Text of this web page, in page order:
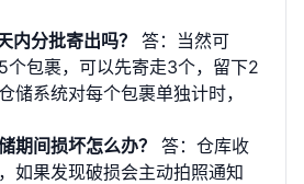
内分批寄出吗？
答：当然可
个包裹，可以先寄走3个，留下2
储系统对每个包裹单独计时，
期间损坏怎么办？
答：仓库收
如果发现破损会主动拍照通知